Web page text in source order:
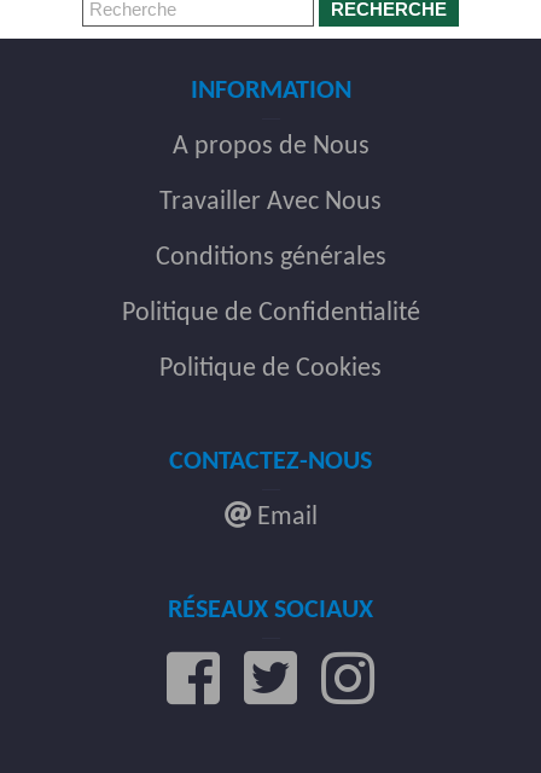
RECHERCHE
INFORMATION
A propos de Nous
Travailler Avec Nous
Conditions générales
Politique de Confidentialité
Politique de Cookies
CONTACTEZ-NOUS
Email
RÉSEAUX SOCIAUX